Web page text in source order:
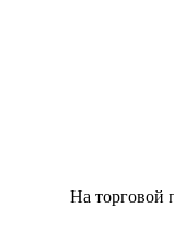
На торговой